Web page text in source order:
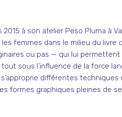
à son atelier Peso Pluma à
femmes dans le milieu du livre
ou pas — qui lui
sous l’influence de la force
différentes
formes graphiques pleines de